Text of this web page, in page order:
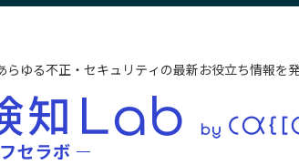
らゆる不正・セキュリティの最新お役立ち情報を